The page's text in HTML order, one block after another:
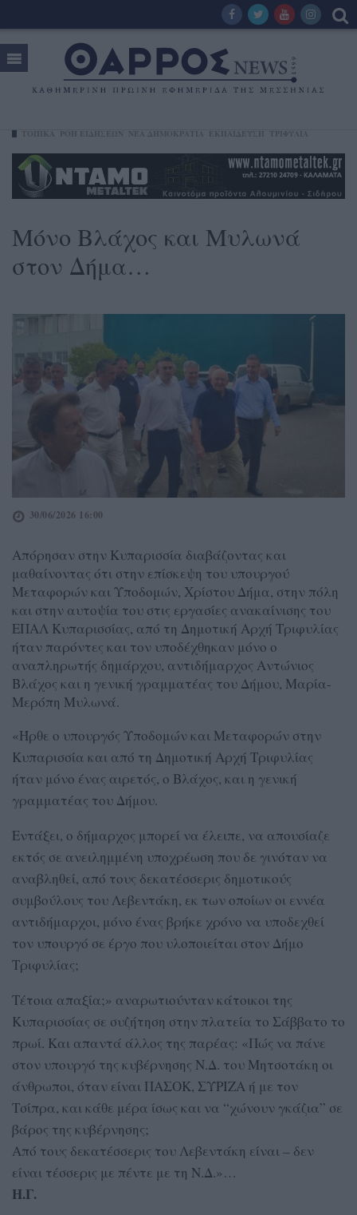
Μόνο Βλάχος και Μυλωνά
στον Δήμα…
30/06/2026 16:00
Απόρησαν στην Κυπαρισσία διαβάζοντας και
μαθαίνοντας ότι στην επίσκεψη του υπουργού
Μεταφορών και Υποδομών, Χρίστου Δήμα, στην πόλη
και στην αυτοψία του στις εργασίες ανακαίνισης του
ΕΠΑΛ Κυπαρισσίας, από τη Δημοτική Αρχή Τριφυλίας
ήταν παρόντες και τον υποδέχθηκαν μόνο ο
αναπληρωτής δημάρχου, αντιδήμαρχος Αντώνιος
Βλάχος και η γενική γραμματέας του Δήμου, Μαρία-
Μερόπη Μυλωνά.
«Ήρθε ο υπουργός Υποδομών και Μεταφορών στην
Κυπαρισσία και από τη Δημοτική Αρχή Τριφυλίας
ήταν μόνο ένας αιρετός, ο Βλάχος, και η γενική
γραμματέας του Δήμου.
Εντάξει, ο δήμαρχος μπορεί να έλειπε, να απουσίαζε
εκτός σε ανειλημμένη υποχρέωση που δε γινόταν να
αναβληθεί, από τους δεκατέσσερις δημοτικούς
συμβούλους του Λεβεντάκη, εκ των οποίων οι εννέα
αντιδήμαρχοι, μόνο ένας βρήκε χρόνο να υποδεχθεί
τον υπουργό σε έργο που υλοποιείται στον Δήμο
Τριφυλίας;
Τέτοια απαξία;» αναρωτιούνταν κάτοικοι της
Κυπαρισσίας σε συζήτηση στην πλατεία το Σάββατο το
πρωί. Και απαντά άλλος της παρέας: «Πώς να πάνε
στον υπουργό της κυβέρνησης Ν.Δ. του Μητσοτάκη οι
άνθρωποι, όταν είναι ΠΑΣΟΚ, ΣΥΡΙΖΑ ή με τον
Τσίπρα, και κάθε μέρα ίσως και να “χώνουν γκάζια” σε
βάρος της κυβέρνησης;
Από τους δεκατέσσερις του Λεβεντάκη είναι – δεν
είναι τέσσερις με πέντε με τη Ν.Δ.»…
Η.Γ.